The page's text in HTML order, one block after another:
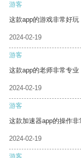
游客
这款app的游戏非常好玩
2024-02-19
游客
这款app的老师非常专业
2024-02-19
游客
这款加速器app的操作非
2024-02-19
游客